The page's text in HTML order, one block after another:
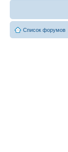
Список форумов